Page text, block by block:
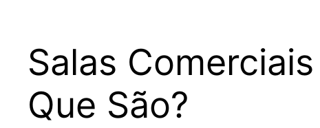
Salas
Que São?